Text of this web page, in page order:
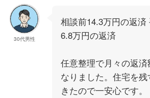
30代男性
相談前14.3万円の返済
6.8万円の返済
任意整理で月々の返
なりました。住宅を
きたので一安心です。